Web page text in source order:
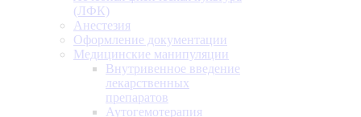
(ЛФК)
Анестезия
Оформление документации
Медицинские манипуляции
Внутривенное введение
лекарственных
препаратов
Аутогемотерапия